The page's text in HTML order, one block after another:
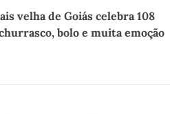
velha de Goiás celebra 108
bolo e muita emoção